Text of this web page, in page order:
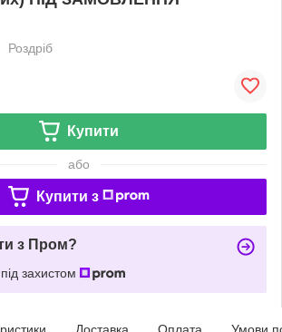
Роздріб
Купити
або
Купити з
з Пром?
захистом
Доставка Оплата Умови